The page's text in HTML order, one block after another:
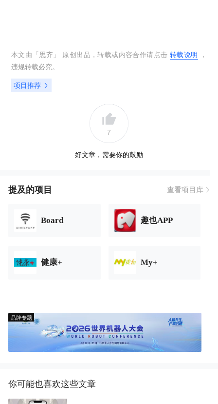
本文由「思齐 」 原创出品，转载或内容合作请点击 转载说明 ，
违规转载必究。
项目推荐
7
好文章，需要你的鼓励
提及的项目 查看项目库
Board 趣也APP
健康+ My+
品牌专题
你可能也喜欢这些文章